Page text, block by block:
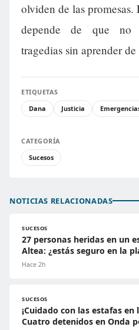
olviden de las
depende de que no
tragedias sin aprender de
ETIQUETAS
Dana
Justicia
CATEGORÍA
Sucesos
NOTICIAS RELACIONADAS
SUCESOS
27 personas heridas en un
Altea: ¿estás seguro en la
Hace 2h
SUCESOS
¡Cuidado con las estafas
Cuatro detenidos en Onda